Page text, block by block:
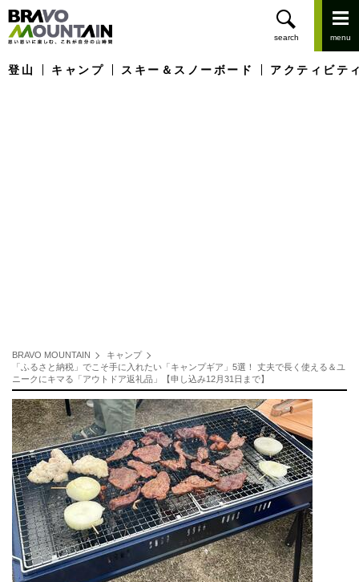
登山 キャンプ スキー＆スノーボード アクティビテ
BRAVO MOUNTAIN
キャンプ
「ふるさと納税」でこそ手に入れたい「キャンプギア」5選！ 丈夫で長く使える＆ユ
ニークにキマる「アウトドア返礼品」【申し込み12月31日まで】